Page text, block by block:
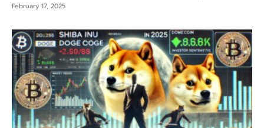
February 17, 2025